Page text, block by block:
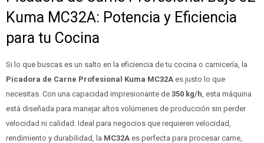
Kuma MC32A: Potencia y Eficiencia
para tu Cocina
Si lo que buscas es un salto en la eficiencia de tu cocina o carnicería, la
Picadora de Carne Profesional Kuma MC32A es justo lo que
necesitas. Con una capacidad impresionante de 350 kg/h , esta máquina
está diseñada para manejar altos volúmenes de producción sin perder
velocidad ni calidad. Ideal para negocios que requieren velocidad,
rendimiento y durabilidad, la MC32A es perfecta para procesar carne,